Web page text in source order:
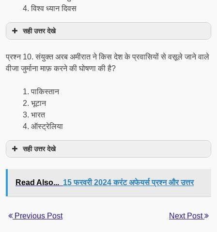
विश्व ध्यान दिवस
सही उत्तर देखे
प्रश्न 10. संयुक्त अरब अमीरात ने किस देश के प्रवासियों से वसूले जाने वाले
वीजा जुर्माना माफ़ करने की घोषणा की है?
पाकिस्तान
भूटान
भारत
ऑस्ट्रेलिया
सही उत्तर देखे
Read Also... 15 फरवरी 2024 करंट अफेयर्स प्रश्न और उत्तर
Previous Post Next Post